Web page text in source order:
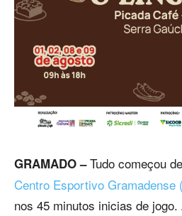
GRAMADO –Tudo começou
Centro Esportivo Gramadense
nos 45 minutos inicias de